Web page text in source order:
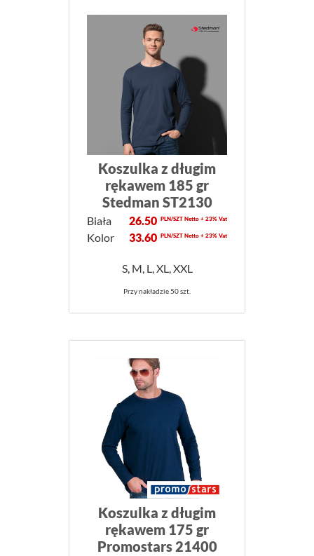
Koszulka z długim
rękawem 185 gr
Stedman ST2130
Biała 26.50 PLN/SZT Netto + 23% Vat
Kolor 33.60 PLN/SZT Netto + 23% Vat
S, M, L, XL, XXL
Przy nakładzie 50 szt.
Koszulka z długim
rękawem 175 gr
Promostars 21400